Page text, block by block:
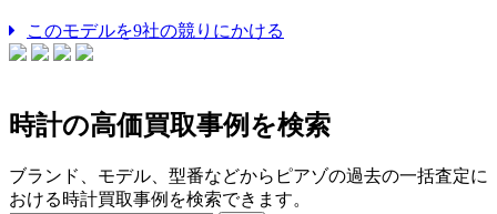
このモデルを9社の競りにかける
時計の高価買取事例を検索
ブランド、モデル、型番などからピアゾの過去の一括査定に
おける時計買取事例を検索できます。